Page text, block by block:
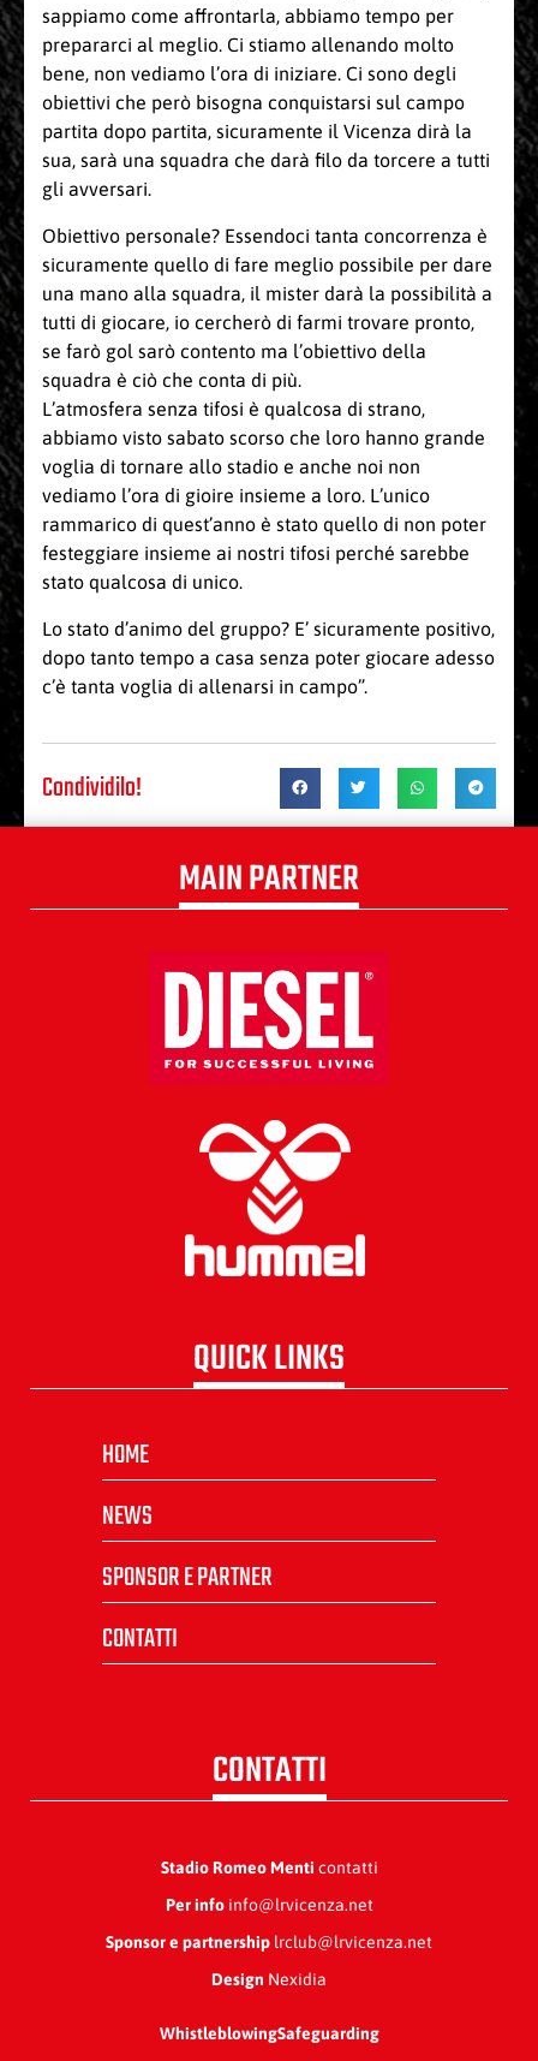
sappiamo come affrontarla, abbiamo tempo per
prepararci al meglio. Ci stiamo allenando molto
bene, non vediamo l’ora di iniziare. Ci sono degli
obiettivi che però bisogna conquistarsi sul campo
partita dopo partita, sicuramente il Vicenza dirà la
sua, sarà una squadra che darà filo da torcere a tutti
gli avversari.
Obiettivo personale? Essendoci tanta concorrenza è
sicuramente quello di fare meglio possibile per dare
una mano alla squadra, il mister darà la possibilità a
tutti di giocare, io cercherò di farmi trovare pronto,
se farò gol sarò contento ma l’obiettivo della
squadra è ciò che conta di più.
L’atmosfera senza tifosi è qualcosa di strano,
abbiamo visto sabato scorso che loro hanno grande
voglia di tornare allo stadio e anche noi non
vediamo l’ora di gioire insieme a loro. L’unico
rammarico di quest’anno è stato quello di non poter
festeggiare insieme ai nostri tifosi perché sarebbe
stato qualcosa di unico.
Lo stato d’animo del gruppo? E’ sicuramente positivo,
dopo tanto tempo a casa senza poter giocare adesso
c’è tanta voglia di allenarsi in campo”.
Condividilo!
MAIN PARTNER
QUICK LINKS
HOME
NEWS
SPONSOR E PARTNER
CONTATTI
CONTATTI
Stadio Romeo Menti contatti
Per infoinfo@lrvicenza.net
Sponsor e partnership lrclub@lrvicenza.net
Design Nexidia
WhistleblowingSafeguarding